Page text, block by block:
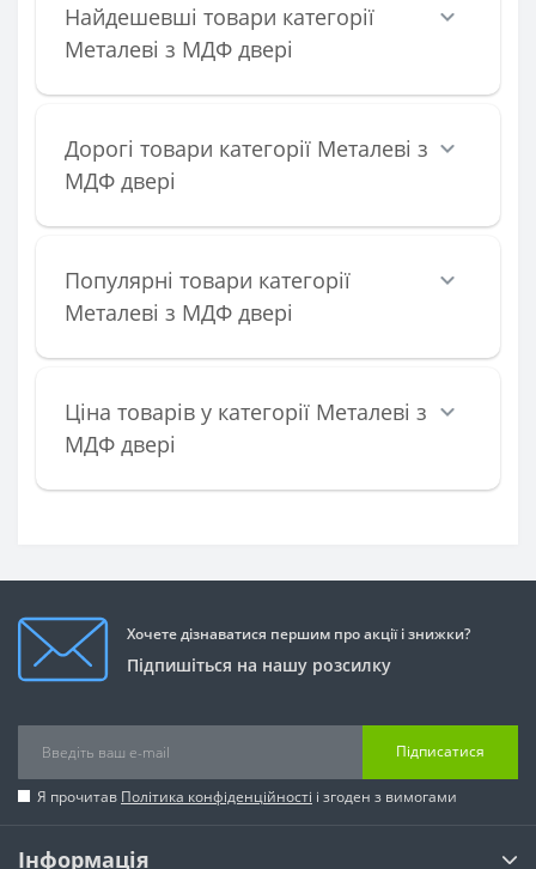
Найдешевші товари категорії
Металеві з МДФ двері
Дорогі товари категорії Металеві з
МДФ двері
Популярні товари категорії
Металеві з МДФ двері
Ціна товарів у категорії Металеві з
МДФ двері
Хочете дізнаватися першим про акції і знижки?
Підпишіться на нашу розсилку
Підписатися
Я прочитав Політика конфіденційності і згоден з вимогами
Інформація